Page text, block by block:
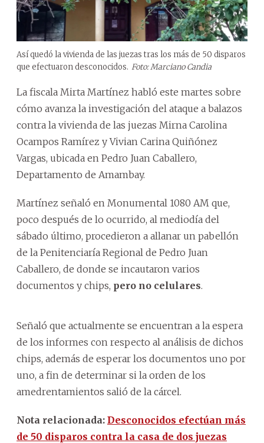
Así quedó la vivienda de las juezas tras los más de 50 disparos
que efectuaron desconocidos. Foto: Marciano Candia
La fiscala Mirta Martínez habló este martes sobre
cómo avanza la investigación del ataque a balazos
contra la vivienda de las juezas Mirna Carolina
Ocampos Ramírez y Vivian Carina Quiñónez
Vargas, ubicada en Pedro Juan Caballero,
Departamento de Amambay.
Martínez señaló en Monumental 1080 AM que,
poco después de lo ocurrido, al mediodía del
sábado último, procedieron a allanar un pabellón
de la Penitenciaría Regional de Pedro Juan
Caballero, de donde se incautaron varios
documentos y chips, pero no celulares.
Señaló que actualmente se encuentran a la espera
de los informes con respecto al análisis de dichos
chips, además de esperar los documentos uno por
uno, a fin de determinar si la orden de los
amedrentamientos salió de la cárcel.
Nota relacionada: Desconocidos efectúan más
de 50 disparos contra la casa de dos juezas